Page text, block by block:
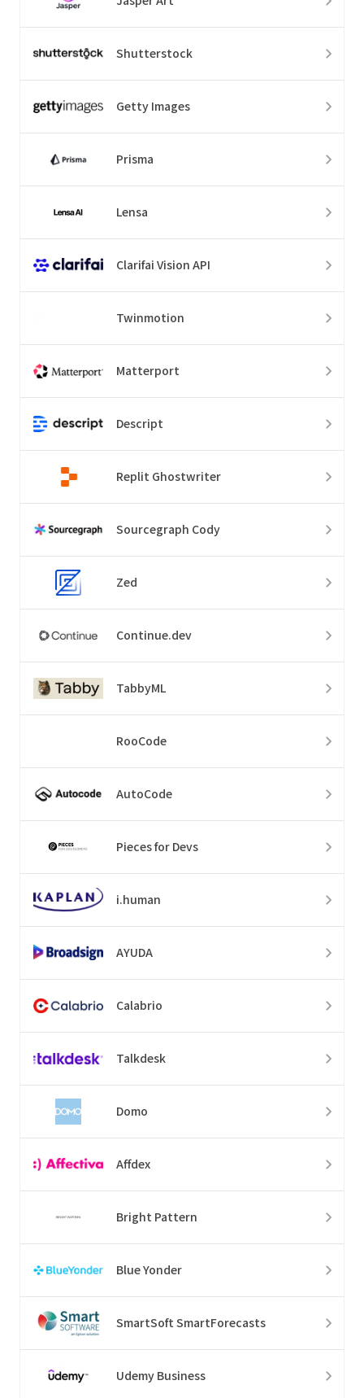
Shutterstock
Getty Images
Prisma
Lensa
Clarifai Vision API
Twinmotion
Matterport
Descript
Replit Ghostwriter
Sourcegraph Cody
Zed
Continue.dev
TabbyML
RooCode
AutoCode
Pieces for Devs
i.human
AYUDA
Calabrio
Talkdesk
Domo
Affdex
Bright Pattern
Blue Yonder
SmartSoft SmartForecasts
Udemy Business